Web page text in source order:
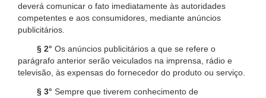
deverá comunicar o fato imediatamente às autoridades
competentes e aos consumidores, mediante anúncios
publicitários.
§ 2° Os anúncios publicitários a que se refere o
parágrafo anterior serão veiculados na imprensa, rádio e
televisão, às expensas do fornecedor do produto ou serviço.
§ 3° Sempre que tiverem conhecimento de